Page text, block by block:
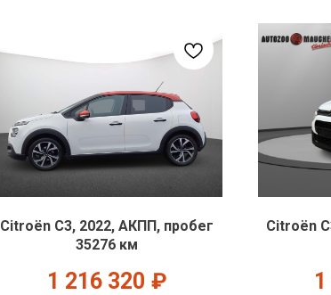
Citroën C3, 2022, АКПП, пробег
35276 км
1 216 320 ₽
Citroën